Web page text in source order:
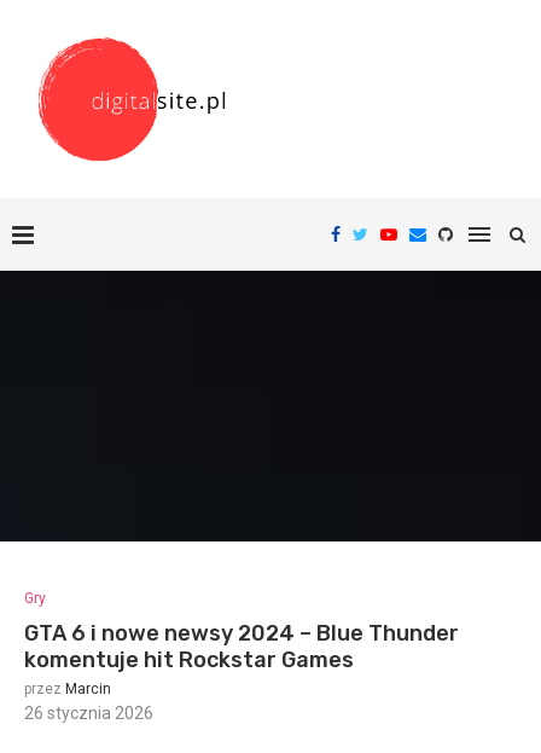
Gry
GTA 6 i nowe newsy 2024 – Blue Thunder
komentuje hit Rockstar Games
przez Marcin
26 stycznia 2026